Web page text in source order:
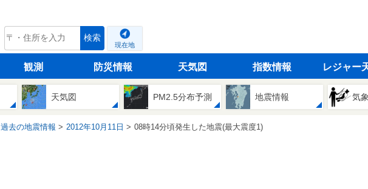
tenki.jp 検索
現在地
観測 防災情報 天気図 指数情報 レジャー
天気図 PM2.5分布予測 地震情報 気
過去の地震情報 2012年10月11日 08時14分頃発生した地震(最大震度1)